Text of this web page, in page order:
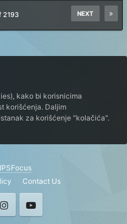
NEXT
2193
kako bi korisnicima
korišćenja. Daljim
za korišćenje "kolačića".
IPSFocus
Contact Us